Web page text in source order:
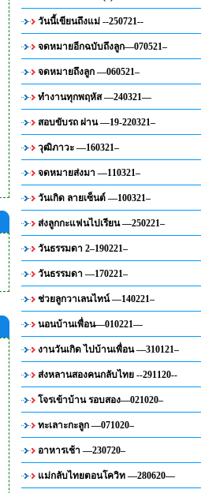
วันนี้เขียนถึงแม่ --250721--
จดหมายอีกฉบับถึงลูก—070521–
จดหมายถึงลูก —060521–
ทำงานทุกพฤหัส —240321—
สอบขับรถ ผ่าน —19-220321–
วุฒิภาวะ —160321–
จดหมายส่งมา —110321–
วันเกิด ลายเซ็นต์ —100321–
ส่งลูกกะแฟนไปเรียน —250221–
วันธรรมดา 2–190221–
วันธรรมดา —170221–
ช่วยลูกวาเลนไทน์ —140221–
นอนบ้านเพื่อน—010221—
งานวันเกิด ไปบ้านเพื่อน —310121–
ส่งหลานสองคนกลับไทย --291120--
โจรเข้าบ้าน รอบสอง—021020–
ทะเลาะกะลูก —071020–
อาหารเช้า —230720–
แม่กลับไทยตอนโควิท —280620—